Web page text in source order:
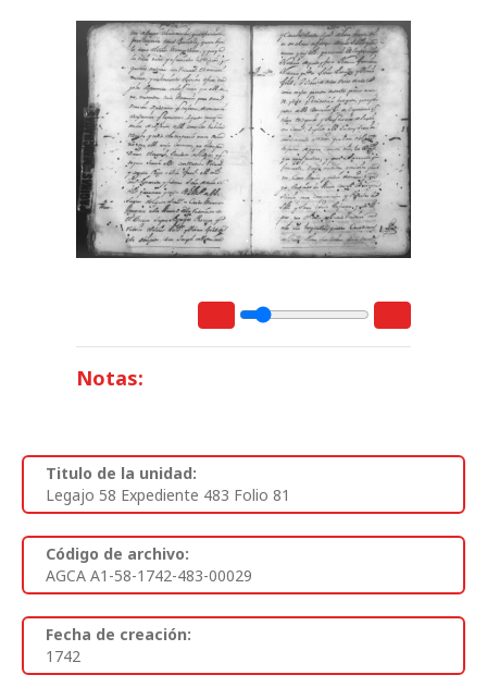
Notas:
Titulo de la unidad:
Legajo 58 Expediente 483 Folio 81
Código de archivo:
AGCA A1-58-1742-483-00029
Fecha de creación:
1742